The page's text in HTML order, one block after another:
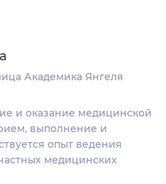
Академика Янгеля
и оказание медицинской
выполнение и
опыт ведения
медицинских